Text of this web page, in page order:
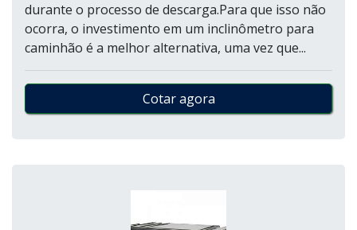
durante o processo de descarga.Para que isso não
ocorra, o investimento em um inclinômetro para
caminhão é a melhor alternativa, uma vez que...
Cotar agora